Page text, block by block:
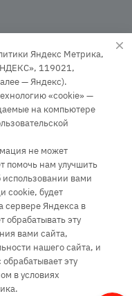
д. 66А
наб., д. 26/55 стр. 7
1-я, д. 6
Яндекс Метрика,
119021,
— Яндекс).
«cookie» —
на компьютере
не может
помочь нам улучшить
вами
cookie, будет
сервере Яндекса в
эту
вами сайта,
нашего сайта, и
эту
в условиях